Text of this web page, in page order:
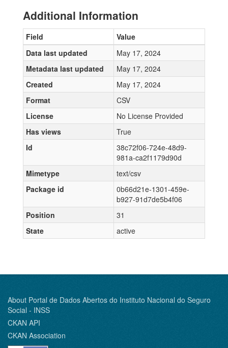
Additional Information
Field
Value
Data last updated
May 17, 2024
Metadata last updated
May 17, 2024
Created
May 17, 2024
Format
CSV
License
No License Provided
Has views
True
Id
38c72f06-724e-48d9-
981a-ca2f1179d90d
Mimetype
text/csv
Package id
0b66d21e-1301-459e-
b927-91d7de5b4f06
Position
31
State
active
About Portal de Dados Abertos do Instituto Nacional do Seguro
Social - INSS
CKAN API
CKAN Association